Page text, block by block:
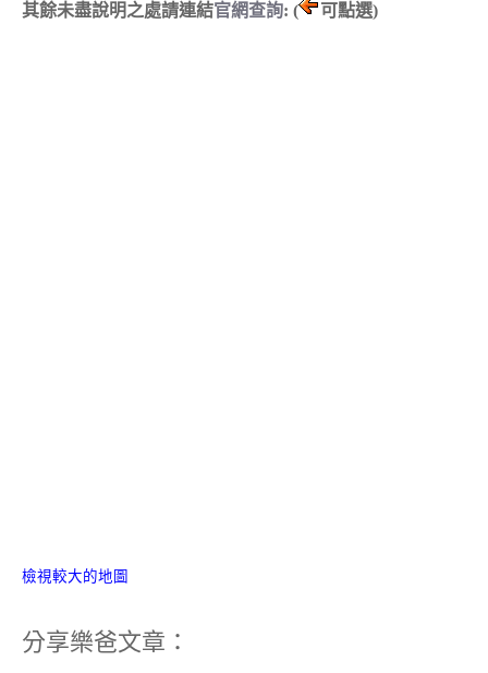
其餘未盡說明之處請連結官網查詢: ( 可點選)
檢視較大的地圖
分享樂爸文章：